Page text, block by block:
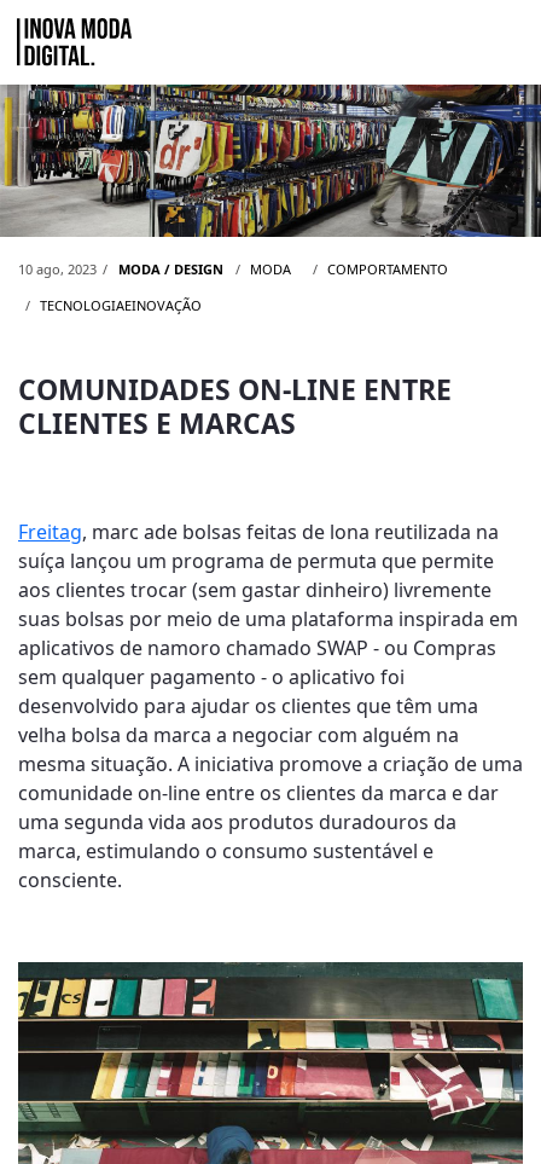
Pular para o Conteúdo principal
COMUNIDADES ON-LINE ENTRE
10 ago, 2023 MODA / DESIGN MODA
COMPORTAMENTO
TECNOLOGIAEINOVAÇÃO
COMUNIDADES ON-LINE ENTRE
CLIENTES E MARCAS
Freitag, marc ade bolsas feitas de lona reutilizada na
suíça lançou um programa de permuta que permite
aos clientes trocar (sem gastar dinheiro) livremente
suas bolsas por meio de uma plataforma inspirada em
aplicativos de namoro chamado SWAP - ou Compras
sem qualquer pagamento - o aplicativo foi
desenvolvido para ajudar os clientes que têm uma
velha bolsa da marca a negociar com alguém na
mesma situação. A iniciativa promove a criação de uma
comunidade on-line entre os clientes da marca e dar
uma segunda vida aos produtos duradouros da
marca, estimulando o consumo sustentável e
consciente.